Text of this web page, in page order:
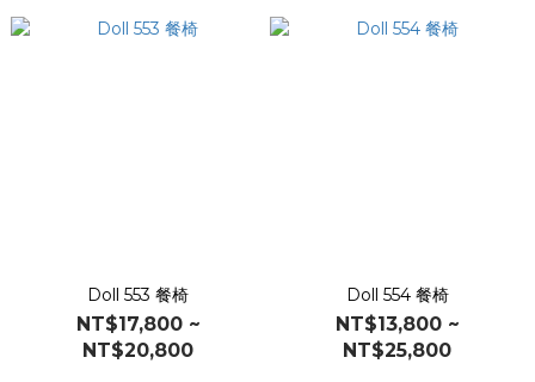
Doll 553 餐椅
NT$17,800 ~
NT$20,800
Doll 554 餐椅
NT$13,800 ~
NT$25,800